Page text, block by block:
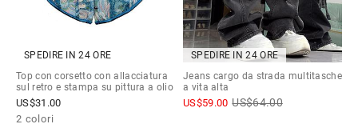
SPEDIRE IN 24 ORE
Top con corsetto con allacciatura
sul retro e stampa su pittura a olio
US$31.00
2 colori
SPEDIRE IN 24 ORE
Jeans cargo da strada multitasche
a vita alta
US$59.00 US$64.00